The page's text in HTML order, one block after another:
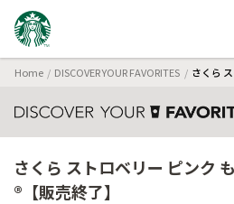
Home DISCOVER YOUR FAVORITES さくら
さくら ストロベリー ピンク
®【販売終了】